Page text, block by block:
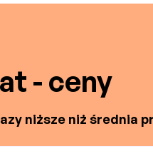
- ceny
niższe niż średnia